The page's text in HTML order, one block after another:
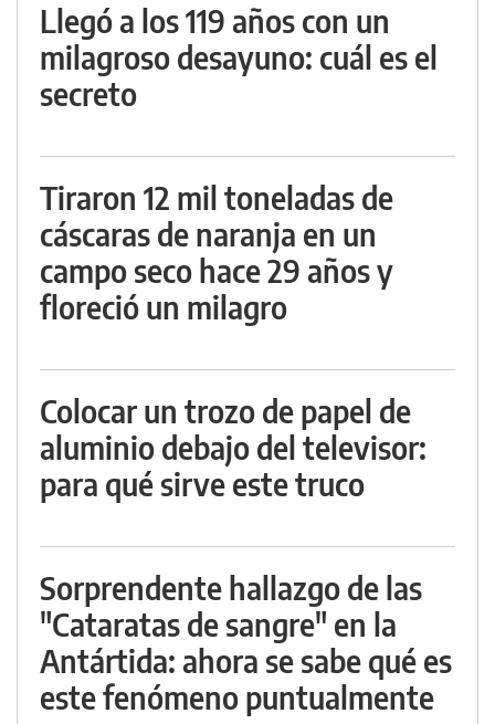
Llegó a los 119 años con un
milagroso desayuno: cuál es el
secreto
Tiraron 12 mil toneladas de
cáscaras de naranja en un
campo seco hace 29 años y
floreció un milagro
Colocar un trozo de papel de
aluminio debajo del televisor:
para qué sirve este truco
Sorprendente hallazgo de las
"Cataratas de sangre" en la
Antártida: ahora se sabe qué es
este fenómeno puntualmente